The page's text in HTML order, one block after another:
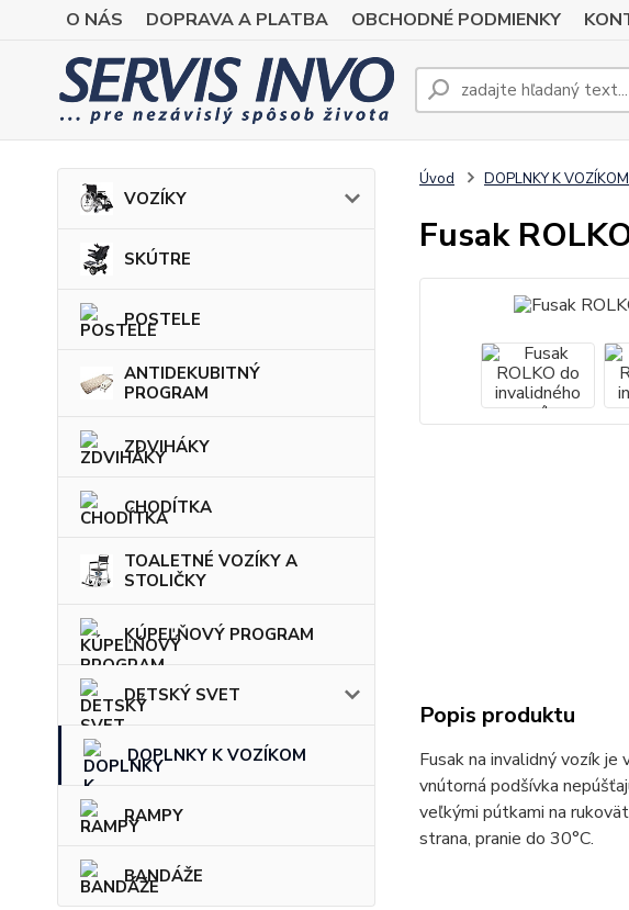
O NÁS DOPRAVA A PLATBA OBCHODNÉ PODMIENKY
VOZÍKY
SKÚTRE
POSTELE
ANTIDEKUBITNÝ
PROGRAM
ZDVIHÁKY
CHODÍTKA
TOALETNÉ VOZÍKY A
STOLIČKY
KÚPEĽŇOVÝ PROGRAM
DETSKÝ SVET
DOPLNKY K VOZÍKOM
RAMPY
BANDÁŽE
Úvod DOPLNKY K VOZÍKOM
Fusak
Popis produktu
Fusak na invalidný vozík
vnútorná podšívka
veľkými pútkami na
strana, pranie do 30°C.